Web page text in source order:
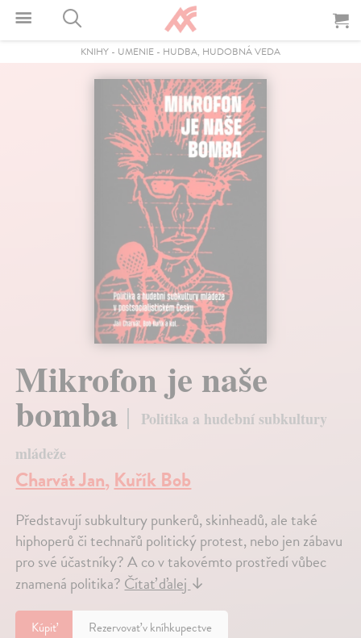
KNIHY - UMENIE - HUDBA, HUDOBNÁ VEDA
Mikrofon je naše
bomba
Politika a hudební subkultury
mládeže
Charvát Jan, Kuřík Bob
Představují subkultury punkerů, skinheadů, ale také
hiphoperů či technařů politický protest, nebo jen zábavu
pro své účastníky? A co v takovémto prostředí vůbec
znamená politika?Čítať ďalej↓
Kúpiť Rezervovať v kníhkupectve